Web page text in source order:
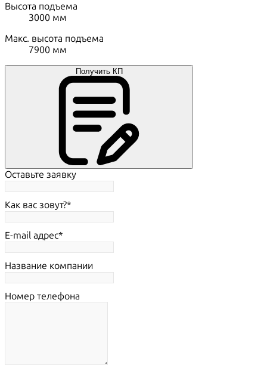
Высота подъема
3000 мм
Макс. высота подъема
7900 мм
Получить КП
Оставьте заявку
Как вас зовут?
E-mail адрес
Название компании
Номер телефона